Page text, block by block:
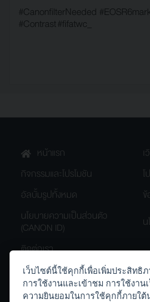
#CanonfilterNeeded
#Contrast #fifatwc_
หน้าแรก
กิจกรรมและโปรโมชัน
อัลบั้มรูปทั้งหมด
นโยบายความเป็นส่วนตัว
(CANON ID)
ติดต่อเรา
th.canon
เว็บไซต์นี้ใช้คุกกี้เพื่อเพิ่มประสิทธิ
การใช้งานและเข้าชม การใช้งา
ความยินยอมในการใช้คุกกี้ภายใ